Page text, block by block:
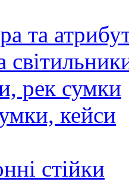
та
рек сумки
кейси
стійки